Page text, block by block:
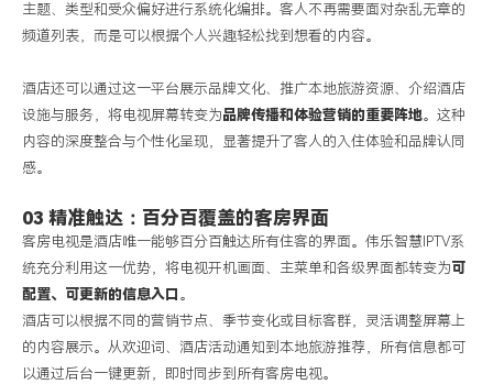
主题、类型和受众偏好进行系统化编排。客人不再需要面对杂乱无章的
频道列表，而是可以根据个人兴趣轻松找到想看的内容。
酒店还可以通过这一平台展示品牌文化、推广本地旅游资源、介绍酒店
设施与服务，将电视屏幕转变为品牌传播和体验营销的重要阵地。这种
内容的深度整合与个性化呈现，显著提升了客人的入住体验和品牌认同
感。
03 精准触达：百分百覆盖的客房界面
客房电视是酒店唯一能够百分百触达所有住客的界面。伟乐智慧 IPTV系
统充分利用这一优势，将电视开机画面、主菜单和各级界面都转变为可
配置、可更新的信息入口 。
酒店可以根据不同的营销节点、季节变化或目标客群，灵活调整屏幕上
的内容展示。从欢迎词、酒店活动通知到本地旅游推荐，所有信息都可
以通过后台一键更新，即时同步到所有客房电视。